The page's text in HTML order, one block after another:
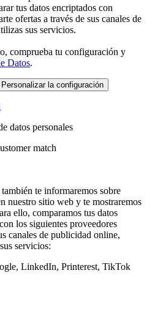
tus datos encriptados con
ofertas a través de sus canales de
sus servicios.
comprueba tu configuración y
Datos.
Personalizar la configuración
datos personales
match
te informaremos sobre
nuestro sitio web y te mostraremos
ello, comparamos tus datos
los siguientes proveedores
canales de publicidad online,
servicios:
LinkedIn, Printerest, TikTok